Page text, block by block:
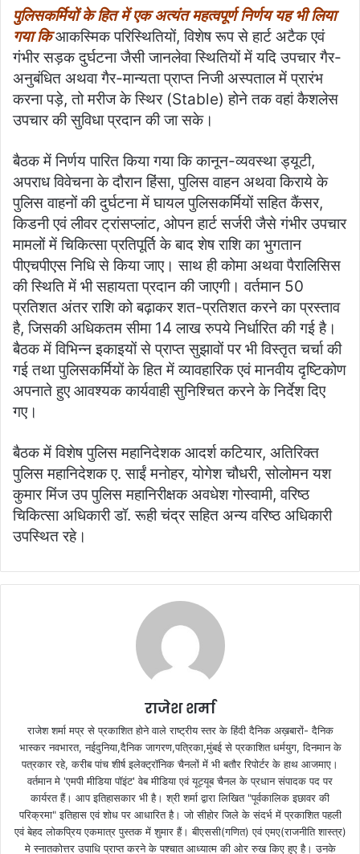
पुलिसकर्मियों के हित में एक अत्यंत महत्वपूर्ण निर्णय यह भी लिया
गया कि आकस्मिक परिस्थितियों, विशेष रूप से हार्ट अटैक एवं
गंभीर सड़क दुर्घटना जैसी जानलेवा स्थितियों में यदि उपचार गैर-
अनुबंधित अथवा गैर-मान्यता प्राप्त निजी अस्पताल में प्रारंभ
करना पड़े, तो मरीज के स्थिर (Stable) होने तक वहां कैशलेस
उपचार की सुविधा प्रदान की जा सके।
बैठक में निर्णय पारित किया गया कि कानून-व्यवस्था ड्यूटी,
अपराध विवेचना के दौरान हिंसा, पुलिस वाहन अथवा किराये के
पुलिस वाहनों की दुर्घटना में घायल पुलिसकर्मियों सहित कैंसर,
किडनी एवं लीवर ट्रांसप्लांट, ओपन हार्ट सर्जरी जैसे गंभीर उपचार
मामलों में चिकित्सा प्रतिपूर्ति के बाद शेष राशि का भुगतान
पीएचपीएस निधि से किया जाए। साथ ही कोमा अथवा पैरालिसिस
की स्थिति में भी सहायता प्रदान की जाएगी। वर्तमान 50
प्रतिशत अंतर राशि को बढ़ाकर शत-प्रतिशत करने का प्रस्ताव
है, जिसकी अधिकतम सीमा 14 लाख रुपये निर्धारित की गई है।
बैठक में विभिन्न इकाइयों से प्राप्त सुझावों पर भी विस्तृत चर्चा की
गई तथा पुलिसकर्मियों के हित में व्यावहारिक एवं मानवीय दृष्टिकोण
अपनाते हुए आवश्यक कार्यवाही सुनिश्चित करने के निर्देश दिए
गए।
बैठक में विशेष पुलिस महानिदेशक आदर्श कटियार, अतिरिक्त
पुलिस महानिदेशक ए. साईं मनोहर, योगेश चौधरी, सोलोमन यश
कुमार मिंज उप पुलिस महानिरीक्षक अवधेश गोस्वामी, वरिष्ठ
चिकित्सा अधिकारी डॉ. रूही चंद्र सहित अन्य वरिष्ठ अधिकारी
उपस्थित रहे।
राजेश शर्मा
राजेश शर्मा मप्र से प्रकाशित होने वाले राष्ट्रीय स्तर के हिंदी दैनिक अख़बारों- दैनिक
भास्कर नवभारत, नईदुनिया,दैनिक जागरण,पत्रिका,मुंबई से प्रकाशित धर्मयुग, दिनमान के
पत्रकार रहे, करीब पांच शीर्ष इलेक्ट्रॉनिक चैनलों में भी बतौर रिपोर्टर के हाथ आजमाए।
वर्तमान मे 'एमपी मीडिया पॉइंट' वेब मीडिया एवं यूट्यूब चैनल के प्रधान संपादक पद पर
कार्यरत हैं। आप इतिहासकार भी है। श्री शर्मा द्वारा लिखित "पूर्वकालिक इछावर की
परिक्रमा" इतिहास एवं शोध पर आधारित है। जो सीहोर जिले के संदर्भ में प्रकाशित पहली
एवं बेहद लोकप्रिय एकमात्र पुस्तक में शुमार हैं। बीएससी(गणित) एवं एमए(राजनीति शास्त्र)
मे स्नातकोत्तर उपाधि प्राप्त करने के पश्चात आध्यात्म की ओर रुख किए हुए है। उनके